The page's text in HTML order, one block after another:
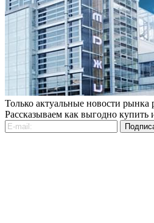
Только актуальные новости рынка
Рассказываем как выгодно